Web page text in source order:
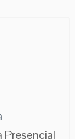
Presencial